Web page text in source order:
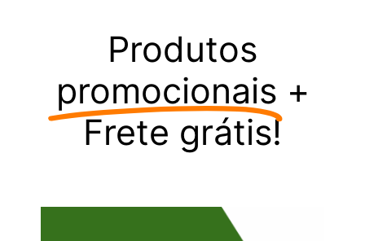
Produtos
promocionais +
Frete grátis!